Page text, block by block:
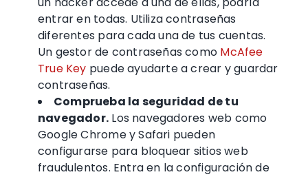
entrar en todas. Utiliza contraseñas
diferentes para cada una de tus cuentas.
Un gestor de contraseñas como McAfee
True Key puede ayudarte a crear y guardar
contraseñas.
Comprueba la seguridad de tu
navegador. Los navegadores web como
Google Chrome y Safari pueden
configurarse para bloquear sitios web
fraudulentos. Entra en la configuración de